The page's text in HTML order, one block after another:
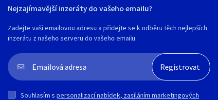
Nejzajímavější inzeráty do vašeho emailu?
Zadejte vaši emailovou adresu a přidejte se k odběru těch nejlepších
inzerátu z našeho serveru do vašeho emailu.
Souhlasím s personalizací nabídek, zasíláním marketingových